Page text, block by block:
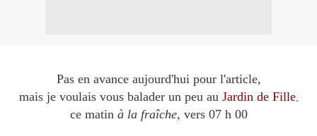
Pas en avance aujourd'hui pour l'article,
mais je voulais vous balader un peu au Jardin de Fille,
ce matin à la fraîche, vers 07 h 00